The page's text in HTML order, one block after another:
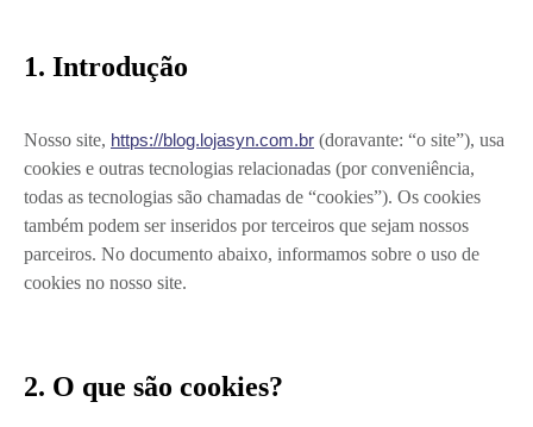
1. Introdução
Nosso site, https://blog.lojasyn.com.br (doravante: “o site”), usa
cookies e outras tecnologias relacionadas (por conveniência,
todas as tecnologias são chamadas de “cookies”). Os cookies
também podem ser inseridos por terceiros que sejam nossos
parceiros. No documento abaixo, informamos sobre o uso de
cookies no nosso site.
2. O que são cookies?